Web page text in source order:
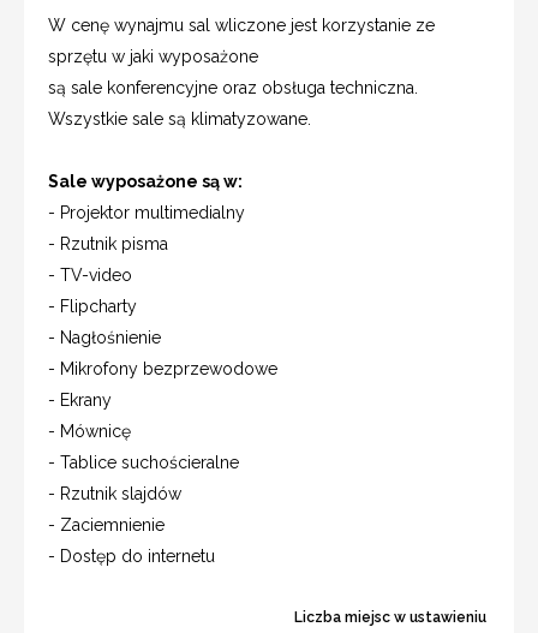
W cenę wynajmu sal wliczone jest korzystanie ze
sprzętu w jaki wyposażone
są sale konferencyjne oraz obsługa techniczna.
Wszystkie sale są klimatyzowane.
Sale wyposażone są w:
- Projektor multimedialny
- Rzutnik pisma
- TV-video
- Flipcharty
- Nagłośnienie
- Mikrofony bezprzewodowe
- Ekrany
- Mównicę
- Tablice suchościeralne
- Rzutnik slajdów
- Zaciemnienie
- Dostęp do internetu
Liczba miejsc w ustawieniu